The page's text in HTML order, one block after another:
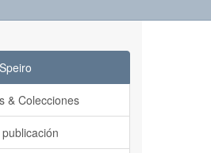
& Colecciones